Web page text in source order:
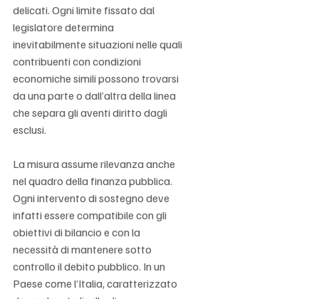
delicati. Ogni limite fissato dal
legislatore determina
inevitabilmente situazioni nelle quali
contribuenti con condizioni
economiche simili possono trovarsi
da una parte o dall’altra della linea
che separa gli aventi diritto dagli
esclusi.
La misura assume rilevanza anche
nel quadro della finanza pubblica.
Ogni intervento di sostegno deve
infatti essere compatibile con gli
obiettivi di bilancio e con la
necessità di mantenere sotto
controllo il debito pubblico. In un
Paese come l’Italia, caratterizzato